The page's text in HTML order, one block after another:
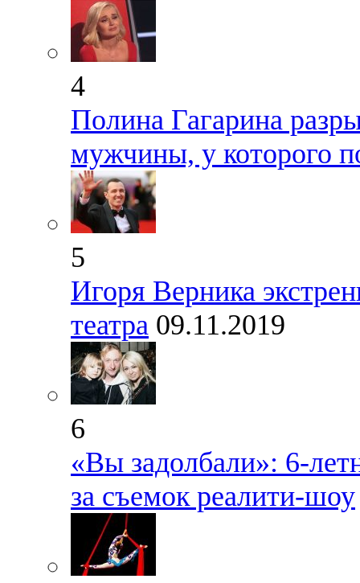
4
Полина Гагарина
мужчины, у которого
5
Игоря Верника
театра 09.11.2019
6
«Вы задолбали»: 6-
за съемок реалити-шоу